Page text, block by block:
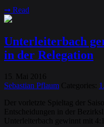
➞ Read
Unterleiterbach
in der Relegation
15 Mai
2016
Sebastian Pflaum Categories:
Der vorletzte Spieltag der
Entscheidungen in der
Unterleiterbach gewinnt mit